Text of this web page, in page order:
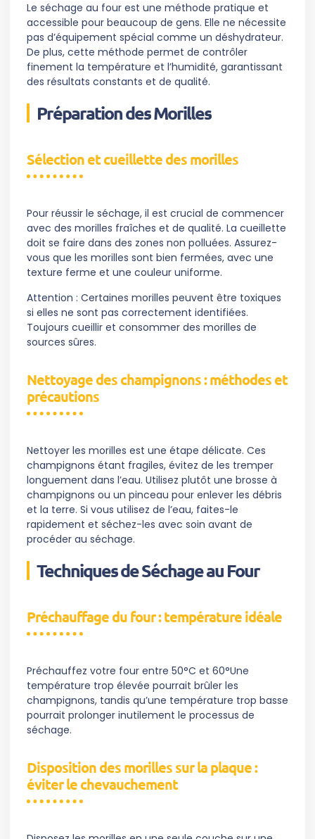
Le séchage au four est une méthode pratique et
accessible pour beaucoup de gens. Elle ne nécessite
pas d’équipement spécial comme un déshydrateur.
De plus, cette méthode permet de contrôler
finement la température et l’humidité, garantissant
des résultats constants et de qualité.
Préparation des Morilles
Sélection et cueillette des morilles
Pour réussir le séchage, il est crucial de commencer
avec des morilles fraîches et de qualité. La cueillette
doit se faire dans des zones non polluées. Assurez-
vous que les morilles sont bien fermées, avec une
texture ferme et une couleur uniforme.
Attention : Certaines morilles peuvent être toxiques
si elles ne sont pas correctement identifiées.
Toujours cueillir et consommer des morilles de
sources sûres.
Nettoyage des champignons : méthodes et
précautions
Nettoyer les morilles est une étape délicate. Ces
champignons étant fragiles, évitez de les tremper
longuement dans l’eau. Utilisez plutôt une brosse à
champignons ou un pinceau pour enlever les débris
et la terre. Si vous utilisez de l’eau, faites-le
rapidement et séchez-les avec soin avant de
procéder au séchage.
Techniques de Séchage au Four
Préchauffage du four : température idéale
Préchauffez votre four entre 50°C et 60°Une
température trop élevée pourrait brûler les
champignons, tandis qu’une température trop basse
pourrait prolonger inutilement le processus de
séchage.
Disposition des morilles sur la plaque :
éviter le chevauchement